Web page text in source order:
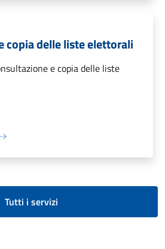
copia delle liste elettorali
e copia delle liste
Tutti i servizi